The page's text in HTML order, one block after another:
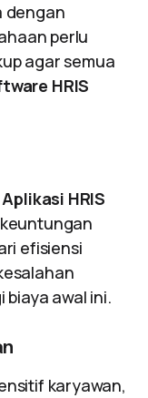
dengan
perlu
agar semua
HRIS
Aplikasi HRIS
efisiensi
awal ini.
karyawan,